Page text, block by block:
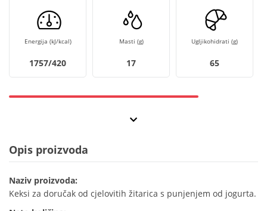
Energija (kJ/kcal)
1757/420
Masti (g)
17
Ugljikohidrati (g)
65
Opis proizvoda
Naziv proizvoda:
Keksi za doručak od cjelovitih žitarica s punjenjem od jogurta.